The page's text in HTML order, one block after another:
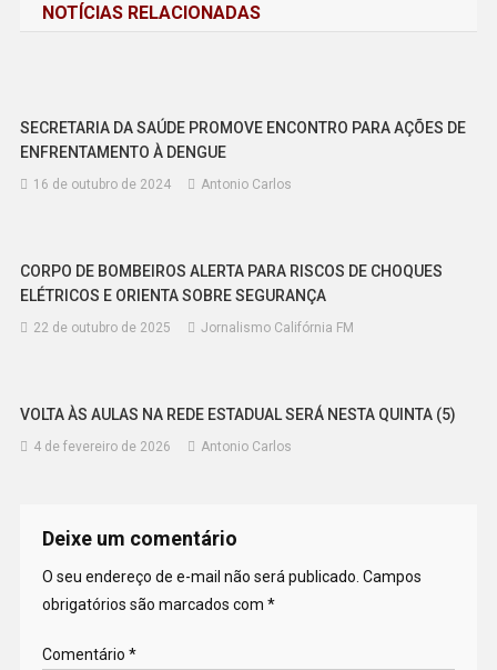
Post
NOTÍCIAS RELACIONADAS
SECRETARIA DA SAÚDE PROMOVE ENCONTRO PARA AÇÕES DE
ENFRENTAMENTO À DENGUE
16 de outubro de 2024 Antonio Carlos
CORPO DE BOMBEIROS ALERTA PARA RISCOS DE CHOQUES
ELÉTRICOS E ORIENTA SOBRE SEGURANÇA
22 de outubro de 2025 Jornalismo Califórnia FM
VOLTA ÀS AULAS NA REDE ESTADUAL SERÁ NESTA QUINTA (5)
4 de fevereiro de 2026 Antonio Carlos
Deixe um comentário
O seu endereço de e-mail não será publicado. Campos
obrigatórios são marcados com *
Comentário *